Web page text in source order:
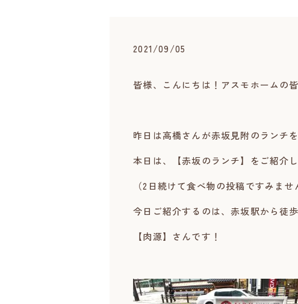
2021/09/05
皆様、こんにちは！アスモホームの
昨日は高橋さんが赤坂見附のランチ
本日は、【赤坂のランチ】をご紹介
（2日続けて食べ物の投稿ですみませ
今日ご紹介するのは、赤坂駅から徒歩
【肉源】さんです！